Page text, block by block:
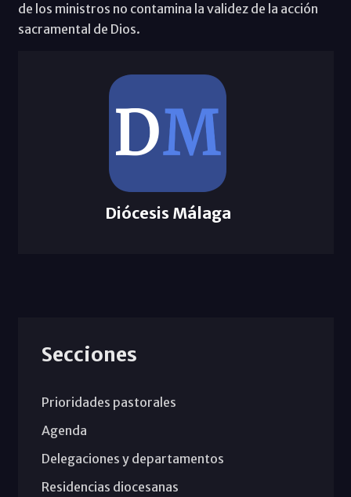
de los ministros no contamina la validez de la acción
sacramental de Dios.
Diócesis Málaga
Secciones
Prioridades pastorales
Agenda
Delegaciones y departamentos
Residencias diocesanas